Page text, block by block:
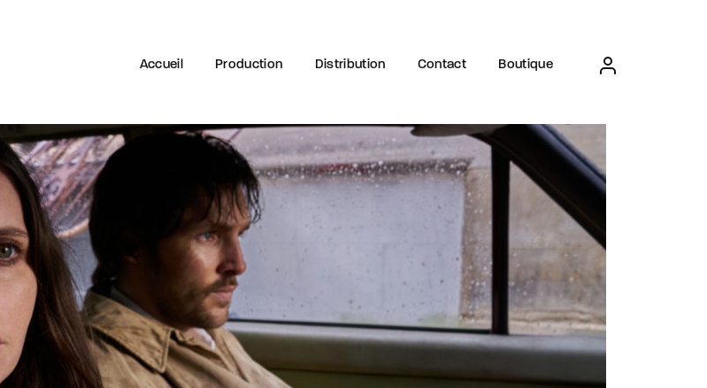
Accueil Production Distribution Contact Boutique